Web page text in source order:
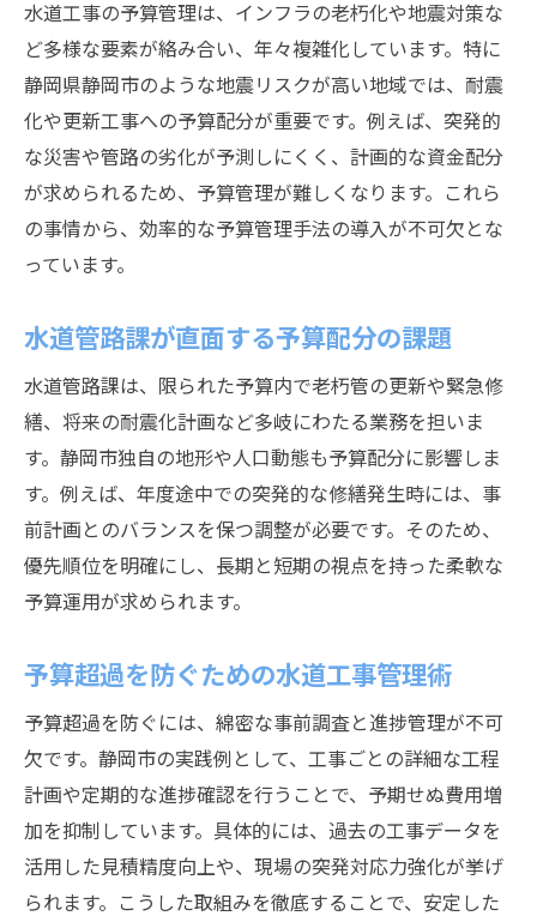
水道工事の予算管理は、インフラの老朽化や地震対策な
ど多様な要素が絡み合い、年々複雑化しています。特に
静岡県静岡市のような地震リスクが高い地域では、耐震
化や更新工事への予算配分が重要です。例えば、突発的
な災害や管路の劣化が予測しにくく、計画的な資金配分
が求められるため、予算管理が難しくなります。これら
の事情から、効率的な予算管理手法の導入が不可欠とな
っています。
水道管路課が直面する予算配分の課題
水道管路課は、限られた予算内で老朽管の更新や緊急修
繕、将来の耐震化計画など多岐にわたる業務を担いま
す。静岡市独自の地形や人口動態も予算配分に影響しま
す。例えば、年度途中での突発的な修繕発生時には、事
前計画とのバランスを保つ調整が必要です。そのため、
優先順位を明確にし、長期と短期の視点を持った柔軟な
予算運用が求められます。
予算超過を防ぐための水道工事管理術
予算超過を防ぐには、綿密な事前調査と進捗管理が不可
欠です。静岡市の実践例として、工事ごとの詳細な工程
計画や定期的な進捗確認を行うことで、予期せぬ費用増
加を抑制しています。具体的には、過去の工事データを
活用した見積精度向上や、現場の突発対応力強化が挙げ
られます。こうした取組みを徹底することで、安定した